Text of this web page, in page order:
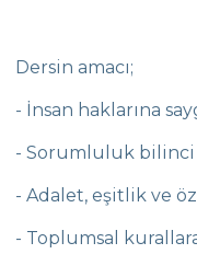
Dersin amacı;
- İnsan haklarına
- Sorumluluk bilinci
- Adalet, eşitlik ve
- Toplumsal